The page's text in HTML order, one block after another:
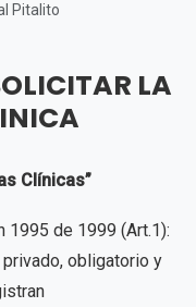
Pitalito
LA
Clínicas”
1995 de 1999 (Art.1):
obligatorio y